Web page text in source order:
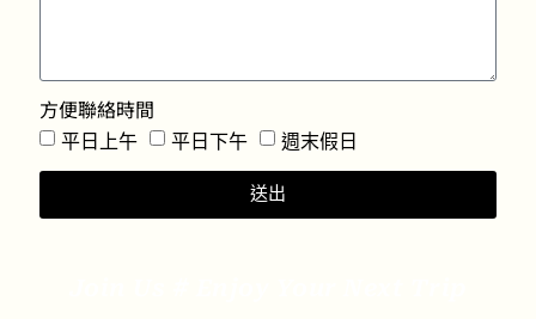
方便聯絡時間
平日上午 平日下午 週末假日
送出